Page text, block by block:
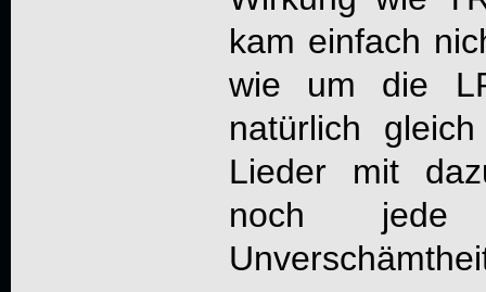
kam einfach
wie um die
natürlich
Lieder mit
noch jede